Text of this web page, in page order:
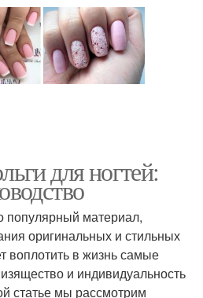
для ногтей:
популярный материал,
оригинальных и стильных
воплотить в жизнь самые
и индивидуальность
статье мы рассмотрим